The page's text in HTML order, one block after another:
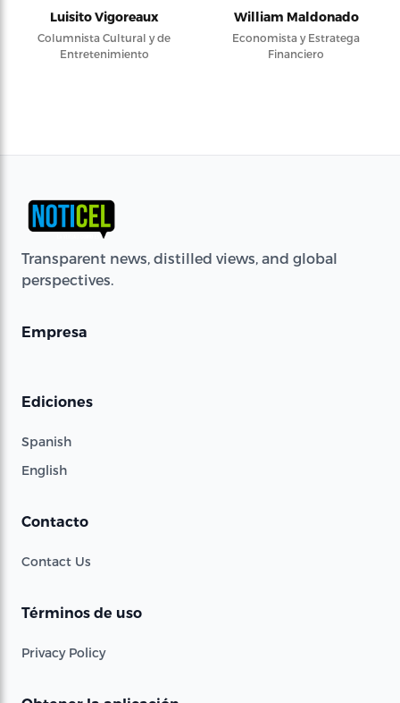
Luisito Vigoreaux
Columnista Cultural y de
Entretenimiento
William Maldonado
Economista y Estratega
Financiero
Transparent news, distilled views, and global
perspectives.
Empresa
Ediciones
Spanish
English
Contacto
Contact Us
Términos de uso
Privacy Policy